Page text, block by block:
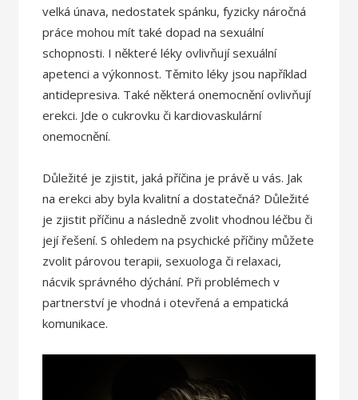
velká únava, nedostatek spánku, fyzicky náročná
práce mohou mít také dopad na sexuální
schopnosti. I některé léky ovlivňují sexuální
apetenci a výkonnost. Těmito léky jsou například
antidepresiva. Také některá onemocnění ovlivňují
erekci. Jde o cukrovku či kardiovaskulární
onemocnění.
Důležité je zjistit, jaká příčina je právě u vás. Jak
na erekci aby byla kvalitní a dostatečná? Důležité
je zjistit příčinu a následně zvolit vhodnou léčbu či
její řešení. S ohledem na psychické příčiny můžete
zvolit párovou terapii, sexuologa či relaxaci,
nácvik správného dýchání. Při problémech v
partnerství je vhodná i otevřená a empatická
komunikace.